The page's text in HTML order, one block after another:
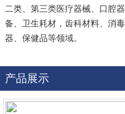
二类、第三类医疗器械、口腔
备、卫生耗材，齿科材料、消
器、保健品等领域。
产品展示